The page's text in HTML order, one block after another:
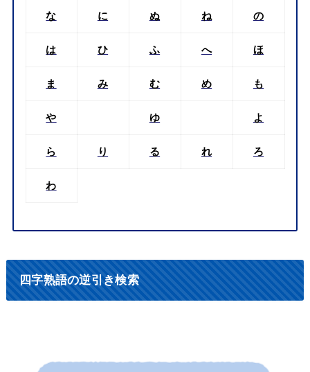
な に ぬ ね の
は ひ ふ へ ほ
ま み む め も
や ゆ よ
ら り る れ ろ
わ
四字熟語の逆引き検索